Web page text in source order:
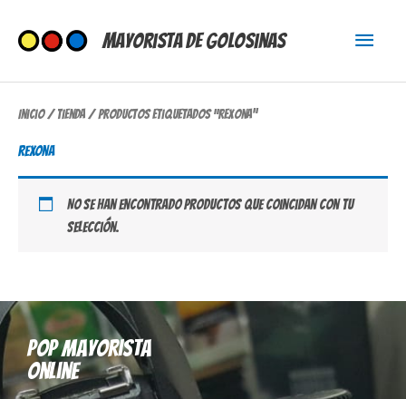
contenido
Mayorista de Golosinas
Menú
Inicio/Tienda/ Productos etiquetados “rexona”
rexona
No se han encontrado productos que coincidan con tu
selección.
Pop mayorista
online